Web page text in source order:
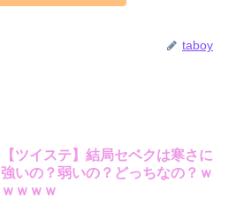
taboy
【ツイステ】結局セベクは寒さに
強いの？弱いの？どっちなの？ｗ
ｗｗｗｗ